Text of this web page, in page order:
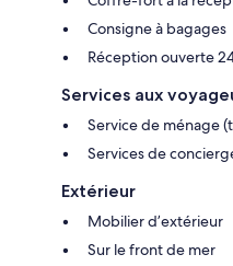
Consigne à bagages
Réception ouverte
Services aux
Service de ménage
Services de
Extérieur
Mobilier d’extérieur
Sur le front de mer